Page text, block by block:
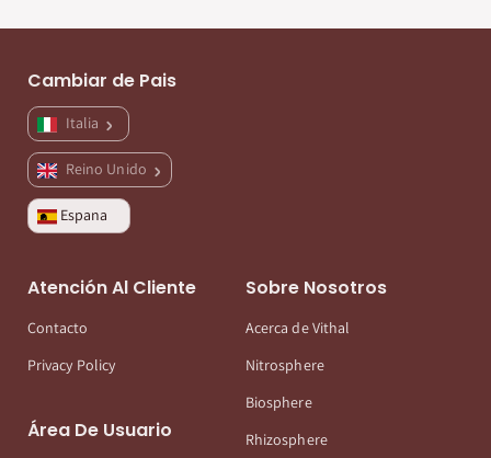
Cambiar de Pais
Italia
Reino Unido
Espana
Atención Al Cliente
Contacto
Privacy Policy
Área De Usuario
Sobre Nosotros
Acerca de Vithal
Nitrosphere
Biosphere
Rhizosphere